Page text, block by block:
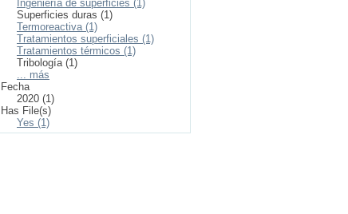
Ingeniería de superficies (1)
Superficies duras (1)
Termoreactiva (1)
Tratamientos superficiales (1)
Tratamientos térmicos (1)
Tribología (1)
... más
Fecha
2020 (1)
Has File(s)
Yes (1)